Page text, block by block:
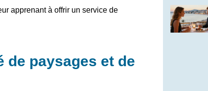
apprenant à offrir un service de
de paysages et de